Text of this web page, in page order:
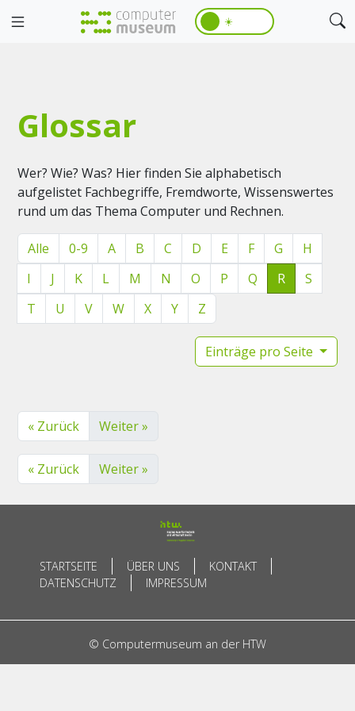
☀️
Glossar
Wer? Wie? Was? Hier finden Sie alphabetisch
aufgelistet Fachbegriffe, Fremdworte, Wissenswertes
rund um das Thema Computer und Rechnen.
Alle 0-9 A B C D E F G
H
I
J K L M N O P Q R
S
T
U V W X Y Z
Einträge pro Seite
« Zurück Weiter »
« Zurück Weiter »
STARTSEITE ÜBER UNS
KONTAKT
DATENSCHUTZ
IMPRESSUM
© Computermuseum an der HTW